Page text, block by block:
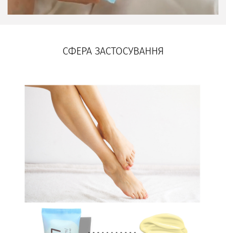
СФЕРА ЗАСТОСУВАННЯ